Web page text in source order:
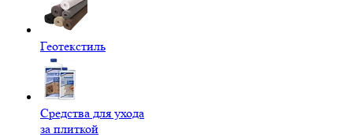
Геотекстиль
Средства для ухода
за плиткой